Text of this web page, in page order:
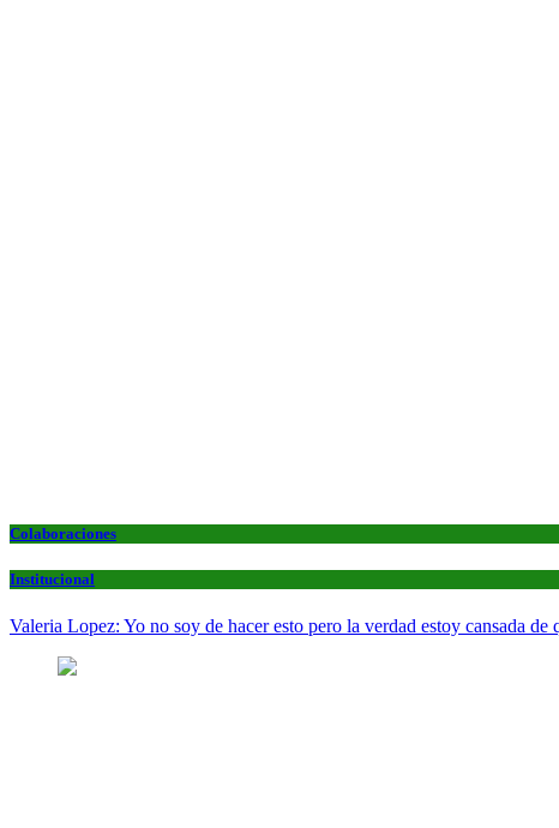
Colaboraciones
Institucional
Valeria Lopez: Yo no soy de hacer esto pero la verdad estoy cansada de